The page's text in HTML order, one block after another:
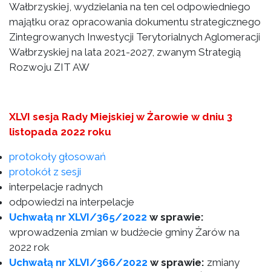
Wałbrzyskiej, wydzielania na ten cel odpowiedniego
majątku oraz opracowania dokumentu strategicznego
Zintegrowanych Inwestycji Terytorialnych Aglomeracji
Wałbrzyskiej na lata 2021-2027, zwanym Strategią
Rozwoju ZIT AW
XLVI sesja Rady Miejskiej w Żarowie w dniu 3
listopada 2022 roku
protokoły głosowań
protokół z sesji
interpelacje radnych
odpowiedzi na interpelacje
Uchwałą nr XLVI/365/2022 w sprawie:
wprowadzenia zmian w budżecie gminy Żarów na
2022 rok
Uchwałą nr XLVI/366/2022 w sprawie: zmiany